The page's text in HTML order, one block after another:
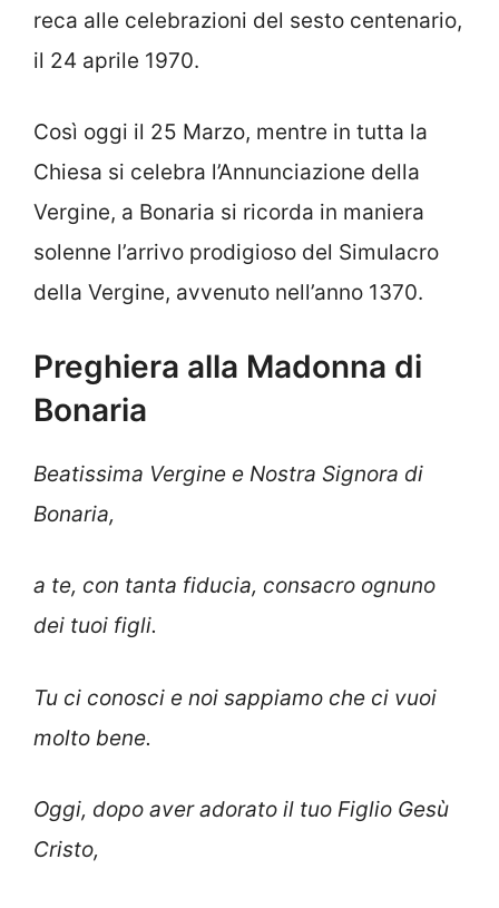
reca alle celebrazioni del sesto centenario,
il 24 aprile 1970.
Così oggi il 25 Marzo, mentre in tutta la
Chiesa si celebra l’Annunciazione della
Vergine, a Bonaria si ricorda in maniera
solenne l’arrivo prodigioso del Simulacro
della Vergine, avvenuto nell’anno 1370.
Preghiera alla Madonna di
Bonaria
Beatissima Vergine e Nostra Signora di
Bonaria,
a te, con tanta fiducia, consacro ognuno
dei tuoi figli.
Tu ci conosci e noi sappiamo che ci vuoi
molto bene.
Oggi, dopo aver adorato il tuo Figlio Gesù
Cristo,